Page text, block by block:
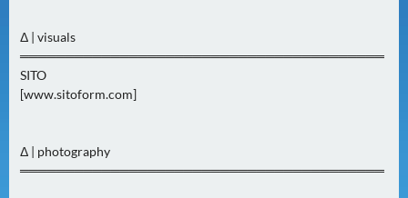
E
R
M
O
G
Δ | visuals
════════════════════════════════════════
SITO
[www.sitoform.com]
Δ | photography
════════════════════════════════════════